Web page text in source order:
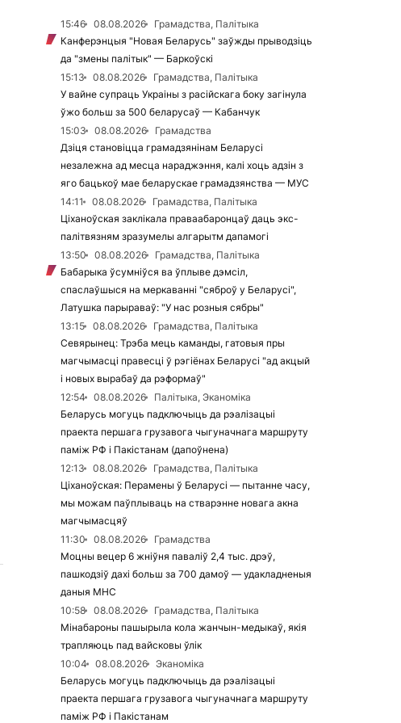
15:46 08.08.2026
Грамадства, Палітыка
Канферэнцыя "Новая Беларусь" заўжды прыводзіць
да "змены палітык" — Баркоўскі
15:13
08.08.2026
Грамадства, Палітыка
У вайне супраць Украіны з расійскага боку загінула
ўжо больш за 500 беларусаў — Кабанчук
15:03
08.08.2026
Грамадства
Дзіця становіцца грамадзянінам Беларусі
незалежна ад месца нараджэння, калі хоць адзін з
яго бацькоў мае беларускае грамадзянства — МУС
14:11
08.08.2026
Грамадства, Палітыка
Ціханоўская заклікала праваабаронцаў даць экс-
палітвязням зразумелы алгарытм дапамогі
13:50
08.08.2026
Грамадства, Палітыка
Бабарыка ўсумніўся ва ўплыве дэмсіл,
спаслаўшыся на меркаванні "сяброў у Беларусі",
Латушка парыраваў: "У нас розныя сябры"
13:15
08.08.2026
Грамадства, Палітыка
Севярынец: Трэба мець каманды, гатовыя пры
магчымасці правесці ў рэгіёнах Беларусі "ад акцый
і новых вырабаў да рэформаў"
12:54
08.08.2026
Палітыка, Эканоміка
Беларусь могуць падключыць да рэалізацыі
праекта першага грузавога чыгуначнага маршруту
паміж РФ і Пакістанам (дапоўнена)
12:13
08.08.2026
Грамадства, Палітыка
Ціханоўская: Перамены ў Беларусі — пытанне часу,
мы можам паўплываць на стварэнне новага акна
магчымасцяў
11:30
08.08.2026
Грамадства
Моцны вецер 6 жніўня паваліў 2,4 тыс. дрэў,
пашкодзіў дахі больш за 700 дамоў — удакладненыя
даныя МНС
10:58
08.08.2026
Грамадства, Палітыка
Мінабароны пашырыла кола жанчын-медыкаў, якія
трапляюць пад вайсковы ўлік
10:04
08.08.2026
Эканоміка
Беларусь могуць падключыць да рэалізацыі
праекта першага грузавога чыгуначнага маршруту
паміж РФ і Пакістанам